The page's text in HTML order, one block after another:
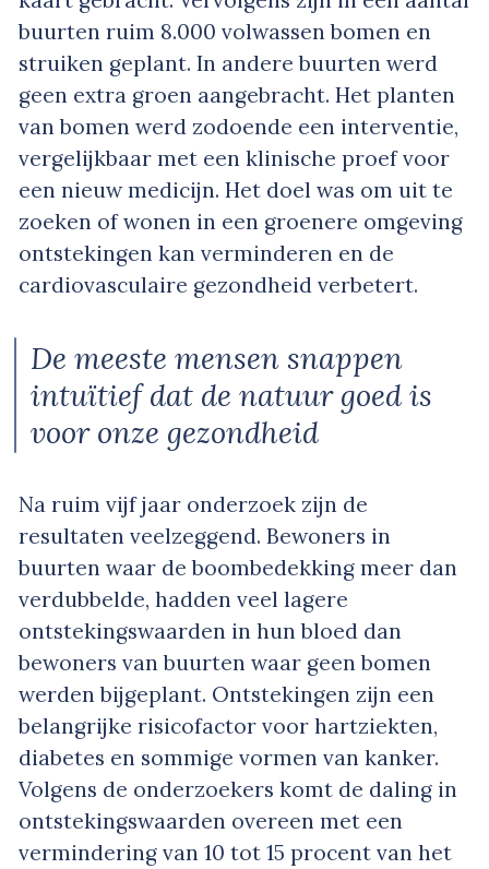
buurten ruim 8.000 volwassen bomen en
struiken geplant. In andere buurten werd
geen extra groen aangebracht. Het planten
van bomen werd zodoende een interventie,
vergelijkbaar met een klinische proef voor
een nieuw medicijn. Het doel was om uit te
zoeken of wonen in een groenere omgeving
ontstekingen kan verminderen en de
cardiovasculaire gezondheid verbetert.
De meeste mensen snappen
intuïtief dat de natuur goed is
voor onze gezondheid
Na ruim vijf jaar onderzoek zijn de
resultaten veelzeggend. Bewoners in
buurten waar de boombedekking meer dan
verdubbelde, hadden veel lagere
ontstekingswaarden in hun bloed dan
bewoners van buurten waar geen bomen
werden bijgeplant. Ontstekingen zijn een
belangrijke risicofactor voor hartziekten,
diabetes en sommige vormen van kanker.
Volgens de onderzoekers komt de daling in
ontstekingswaarden overeen met een
vermindering van 10 tot 15 procent van het